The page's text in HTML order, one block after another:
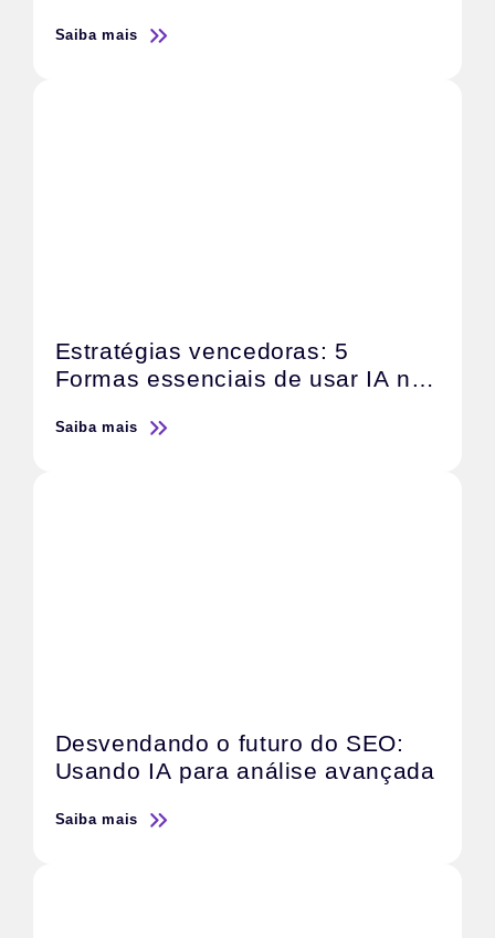
Serviço.
Saiba mais
Estratégias vencedoras: 5
Formas essenciais de usar IA no
Saiba mais
Desvendando o futuro do SEO:
Usando IA para análise avançada
Saiba mais